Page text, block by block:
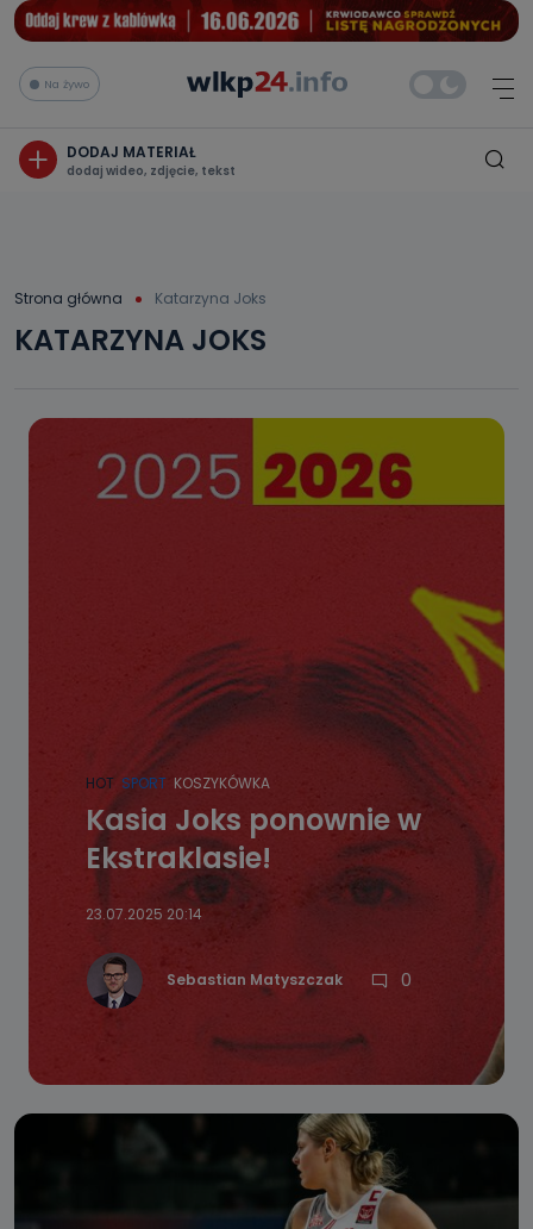
Na żywo
DODAJ MATERIAŁ
dodaj wideo, zdjęcie, tekst
Strona główna Katarzyna Joks
KATARZYNA JOKS
HOT SPORT KOSZYKÓWKA
Kasia Joks ponownie w
Ekstraklasie!
23.07.2025 20:14
Sebastian Matyszczak 0